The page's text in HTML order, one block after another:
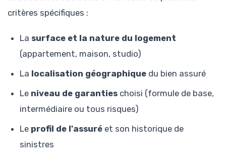
critères spécifiques :
La surface et la nature du logement
(appartement, maison, studio)
La localisation géographique du bien assuré
Le niveau de garanties choisi (formule de base,
intermédiaire ou tous risques)
Le profil de l'assuré et son historique de
sinistres